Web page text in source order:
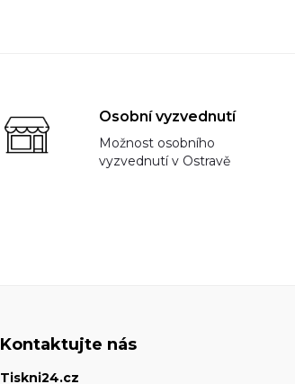
Osobní vyzvednutí
Možnost osobního
vyzvednutí v Ostravě
Kontaktujte nás
Tiskni24.cz